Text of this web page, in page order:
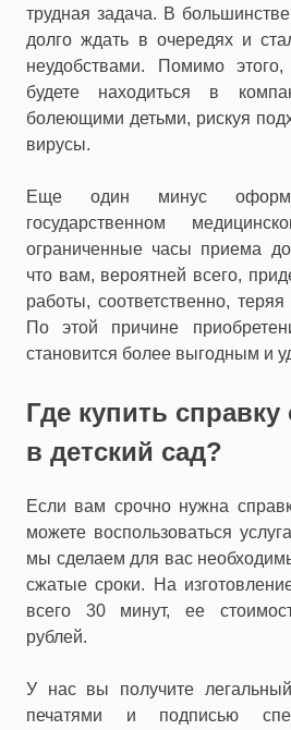
трудная задача. В
долго ждать в очередях и
неудобствами. Помимо
будете находиться в
болеющими детьми, рискуя
вирусы.
Еще один минус
государственном
ограниченные часы приема
что вам, вероятней всего,
работы, соответственно,
По этой причине
становится более выгодным и
Где купить справку
в детский сад?
Если вам срочно нужна
можете воспользоваться
мы сделаем для вас
сжатые сроки. На
всего 30 минут, ее
рублей.
У нас вы получите
печатями и подписью